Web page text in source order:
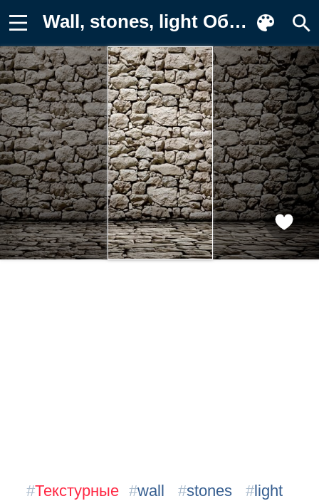
Wall, stones, light Обои на телефон
#Текстурные #wall #stones #light